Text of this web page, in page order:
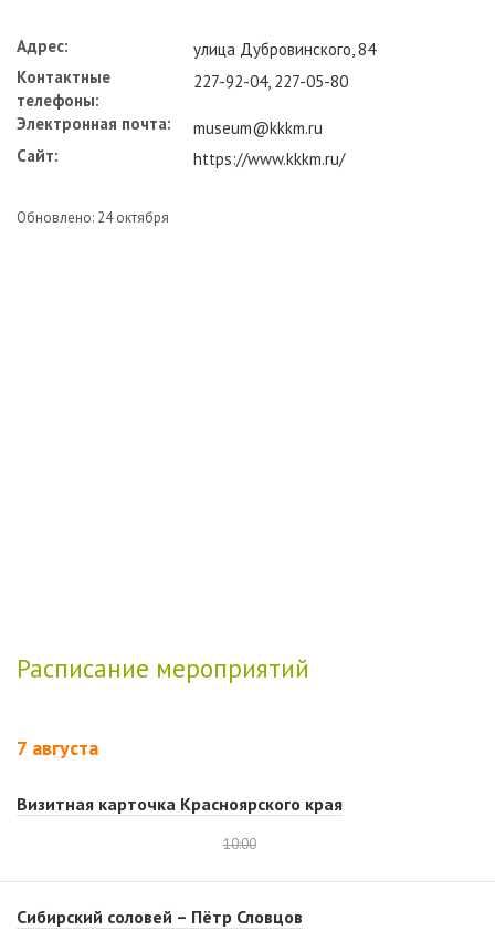
Адрес:
улица Дубровинского, 84
Контактные
телефоны:
227-92-04, 227-05-80
Электронная почта:
museum@kkkm.ru
Сайт:
https://www.kkkm.ru/
Обновлено: 24 октября
Расписание мероприятий
7 августа
Визитная карточка Красноярского края
10:00
Сибирский соловей – Пётр Словцов